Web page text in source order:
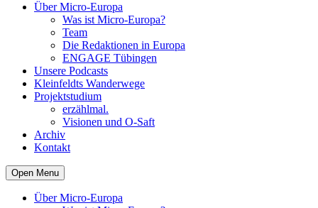
Über Micro-Europa
Was ist Micro-Europa?
Team
Die Redaktionen in Europa
ENGAGE Tübingen
Unsere Podcasts
Kleinfeldts Wanderwege
Projektstudium
erzählmal.
Visionen und O-Saft
Archiv
Kontakt
Open Menu
Über Micro-Europa